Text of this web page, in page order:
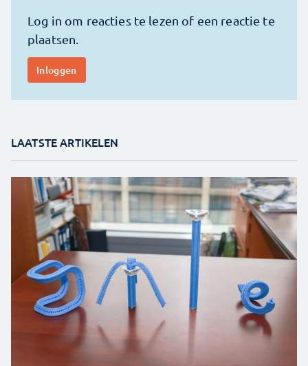
LAATSTE ARTIKELEN